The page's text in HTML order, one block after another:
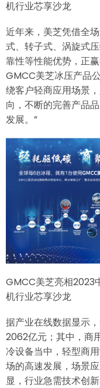
机行业芯享沙龙
近年来，美芝凭借全
式、转子式、涡旋式
靠性等性能优势，正
GMCC美芝冰压产品
绕客户轻商应用场景
向，不断的完善产品
发展。”
GMCC美芝亮相2023
机行业芯享沙龙
据产业在线数据显示
2062亿元；其中，商
冷设备当中，轻型商
场的高速发展，场景
显，行业急需技术创